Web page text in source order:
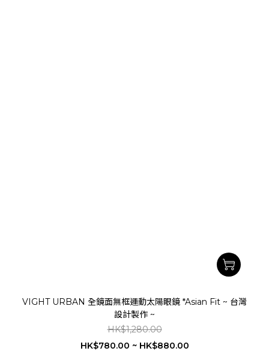
VIGHT URBAN 全鏡面無框運動太陽眼鏡 *Asian Fit ~ 台灣
設計製作 ~
HK$1,280.00
HK$780.00 ~ HK$880.00